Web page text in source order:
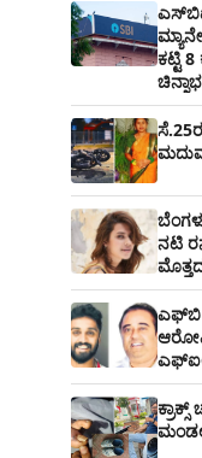
ಕಟ್ಟಿ
ನಟಿ
ಎಫ್‌ಬಿ
ಮಂಡಲ